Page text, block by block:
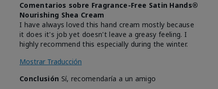
Comentarios sobre Fragrance-Free Satin Hands®
Nourishing Shea Cream
I have always loved this hand cream mostly because
it does it's job yet doesn't leave a greasy feeling. I
highly recommend this especially during the winter.
Mostrar Traducción
Conclusión Sí, recomendaría a un amigo